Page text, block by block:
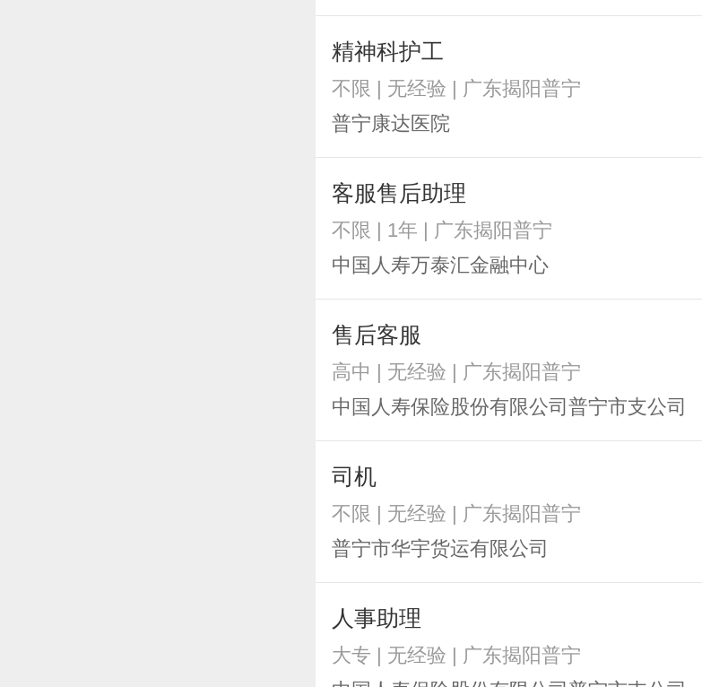
精神科护工
不限 | 无经验 | 广东揭阳普宁
普宁康达医院
客服售后助理
不限 | 1年 | 广东揭阳普宁
中国人寿万泰汇金融中心
售后客服
高中 | 无经验 | 广东揭阳普宁
中国人寿保险股份有限公司普宁市支公司
司机
不限 | 无经验 | 广东揭阳普宁
普宁市华宇货运有限公司
人事助理
大专 | 无经验 | 广东揭阳普宁